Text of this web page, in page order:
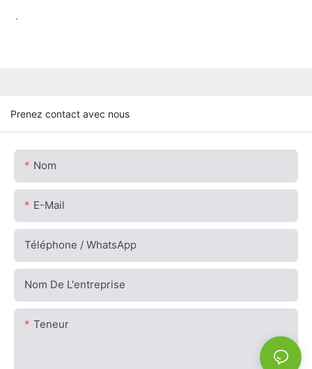
.
Prenez contact avec nous
Nom
E-Mail
Téléphone / WhatsApp
Nom De L'entreprise
Teneur